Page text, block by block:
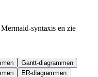
syntaxis en zie
Gantt-diagrammen
ER-diagrammen